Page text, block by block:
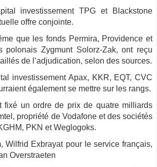
investissement TPG et Blackstone
offre conjointe.
que les fonds Permira, Providence et
polonais Zygmunt Solorz-Zak, ont reçu
de l’adjudication, selon des sources.
investissement Apax, KKR, EQT, CVC
également se mettre sur les rangs.
fixé un ordre de prix de quatre milliards
propriété de Vodafone et des sociétés
PKN et Weglogoks.
Wilfrid Exbrayat pour le service français,
Overstraeten